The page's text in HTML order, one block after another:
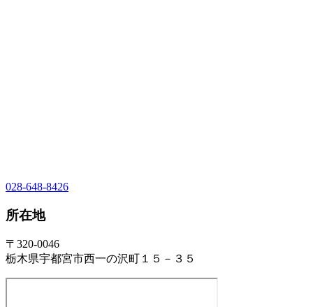
028-648-8426
所在地
〒320-0046
栃木県宇都宮市西一の沢町１５－３５